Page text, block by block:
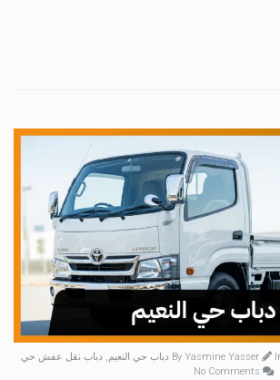
Yasmine Yasser دباب حي النعيم, دباب نقل عفش حي